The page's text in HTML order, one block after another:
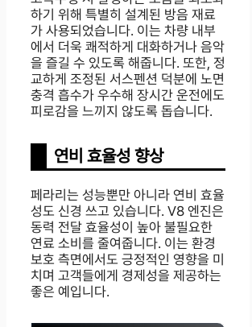
하기 위해 특별히 설계된 방음 재료
가 사용되었습니다. 이는 차량 내부
에서 더욱 쾌적하게 대화하거나 음악
을 즐길 수 있도록 해줍니다. 또한, 정
교하게 조정된 서스펜션 덕분에 노면
충격 흡수가 우수해 장시간 운전에도
피로감을 느끼지 않도록 돕습니다.
연비 효율성 향상
페라리는 성능뿐만 아니라 연비 효율
성도 신경 쓰고 있습니다. V8 엔진은
동력 전달 효율성이 높아 불필요한
연료 소비를 줄여줍니다. 이는 환경
보호 측면에서도 긍정적인 영향을 미
치며 고객들에게 경제성을 제공하는
좋은 예입니다.